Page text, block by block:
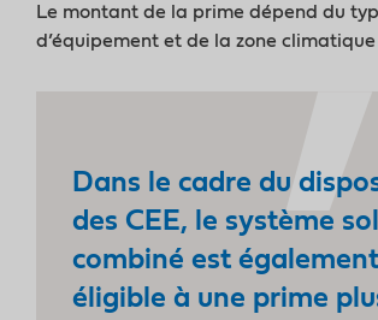
Le montant de la prime dépend du
d’équipement et de la zone
Dans le cadre du
des CEE, le système
combiné est également
éligible à une prime